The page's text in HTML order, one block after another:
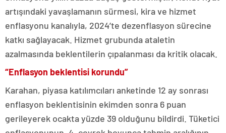
artışındaki yavaşlamanın sürmesi, kira ve hizmet
enflasyonu kanalıyla, 2024’te dezenflasyon sürecine
katkı sağlayacak. Hizmet grubunda ataletin
azalmasında beklentilerin çıpalanması da kritik olacak.
“Enflasyon beklentisi korundu”
Karahan, piyasa katılımcıları anketinde 12 ay sonrası
enflasyon beklentisinin ekimden sonra 6 puan
gerileyerek ocakta yüzde 39 olduğunu bildirdi. Tüketici